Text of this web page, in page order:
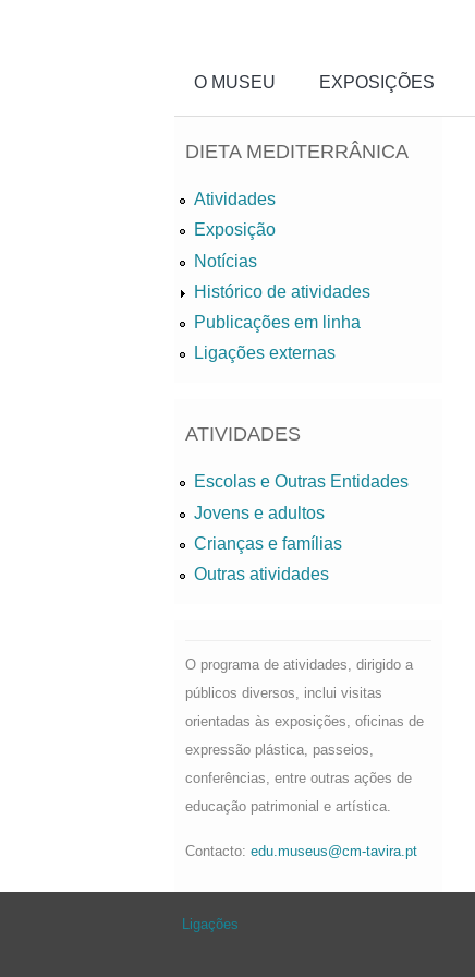
O MUSEU EXPOSIÇÕES
DIETA MEDITERRÂNICA
Atividades
Exposição
Notícias
Histórico de atividades
Publicações em linha
Ligações externas
ATIVIDADES
Escolas e Outras Entidades
Jovens e adultos
Crianças e famílias
Outras atividades
O programa de atividades, dirigido a
públicos diversos, inclui visitas
orientadas às exposições, oficinas de
expressão plástica, passeios,
conferências, entre outras ações de
educação patrimonial e artística.
Contacto: edu.museus@cm-tavira.pt
Ligações